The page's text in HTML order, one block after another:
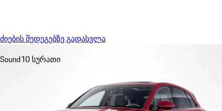
ძიების შედეგებზე გადასვლა
Sound10 სურათი